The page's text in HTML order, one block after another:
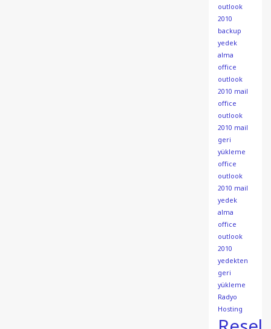
outlook
2010
backup
yedek
alma
office
outlook
2010 mail
office
outlook
2010 mail
geri
yükleme
office
outlook
2010 mail
yedek
alma
office
outlook
2010
yedekten
geri
yükleme
Radyo
Hosting